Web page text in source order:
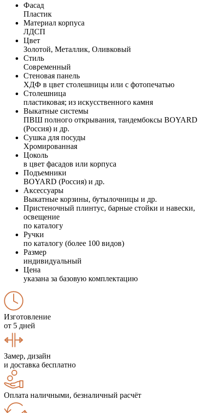
Фасад
Пластик
Материал корпуса
ЛДСП
Цвет
Золотой, Металлик, Оливковый
Стиль
Современный
Стеновая панель
ХДФ в цвет столешницы или с фотопечатью
Столешница
пластиковая; из искусственного камня
Выкатные системы
ПВШ полного открывания, тандембоксы BOYARD
(Россия) и др.
Сушка для посуды
Хромированная
Цоколь
в цвет фасадов или корпуса
Подъемники
BOYARD (Россия) и др.
Аксессуары
Выкатные корзины, бутылочницы и др.
Пристеночный плинтус, барные стойки и навески,
освещение
по каталогу
Ручки
по каталогу (более 100 видов)
Размер
индивидуальный
Цена
указана за базовую комплектацию
Изготовление
от 5 дней
Замер, дизайн
и доставка бесплатно
Оплата наличными, безналичный расчёт